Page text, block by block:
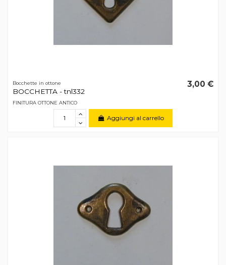
Bocchette in ottone
BOCCHETTA - tnl332
3,00 €
FINITURA OTTONE ANTICO
Aggiungi al carrello